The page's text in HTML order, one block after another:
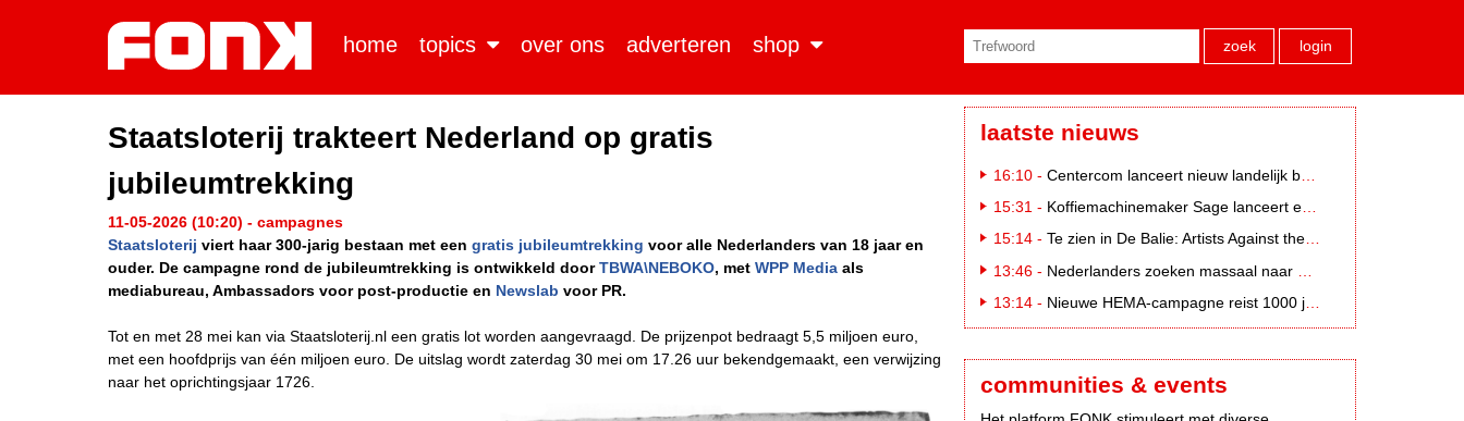
home topics over ons adverteren shop zoek login
Staatsloterij trakteert Nederland op gratis
jubileumtrekking
11-05-2026 (10:20) - campagnes
Staatsloterij viert haar 300-jarig bestaan met een gratis jubileumtrekking voor alle Nederlanders van 18 jaar en
ouder. De campagne rond de jubileumtrekking is ontwikkeld doorTBWA\NEBOKO, met WPP Media als
mediabureau, Ambassadors voor post-productie en Newslab voor PR.
Tot en met 28 mei kan via Staatsloterij.nl een gratis lot worden aangevraagd. De prijzenpot bedraagt 5,5 miljoen euro,
met een hoofdprijs van één miljoen euro. De uitslag wordt zaterdag 30 mei om 17.26 uur bekendgemaakt, een verwijzing
naar het oprichtingsjaar 1726.
laatste nieuws
16:10 - Centercom lanceert nieuw landelijk buitereclamenetwerk: City Cubes
15:31 - Koffiemachinemaker Sage lanceert e-commerceplatform voor koffieliefhebbers
15:14 - Te zien in De Balie: Artists Against the Kremlin III
13:46 - Nederlanders zoeken massaal naar eclipsbrillen op Marktplaats
13:14 - Nieuwe HEMA-campagne reist 1000 jaar terug in de tijd naar 'Hemastein'
communities & events